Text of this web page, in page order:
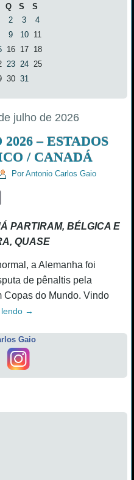
Q S
S
2 3
4
9 10
11
16 17
18
23 24
25
30 31
julho de 2026
– ESTADOS
/ CANADÁ
Por Antonio Carlos Gaio
PARTIRAM, BÉLGICA E
QUASE
a Alemanha foi
de pênaltis pela
Copas do Mundo. Vindo
→
Gaio